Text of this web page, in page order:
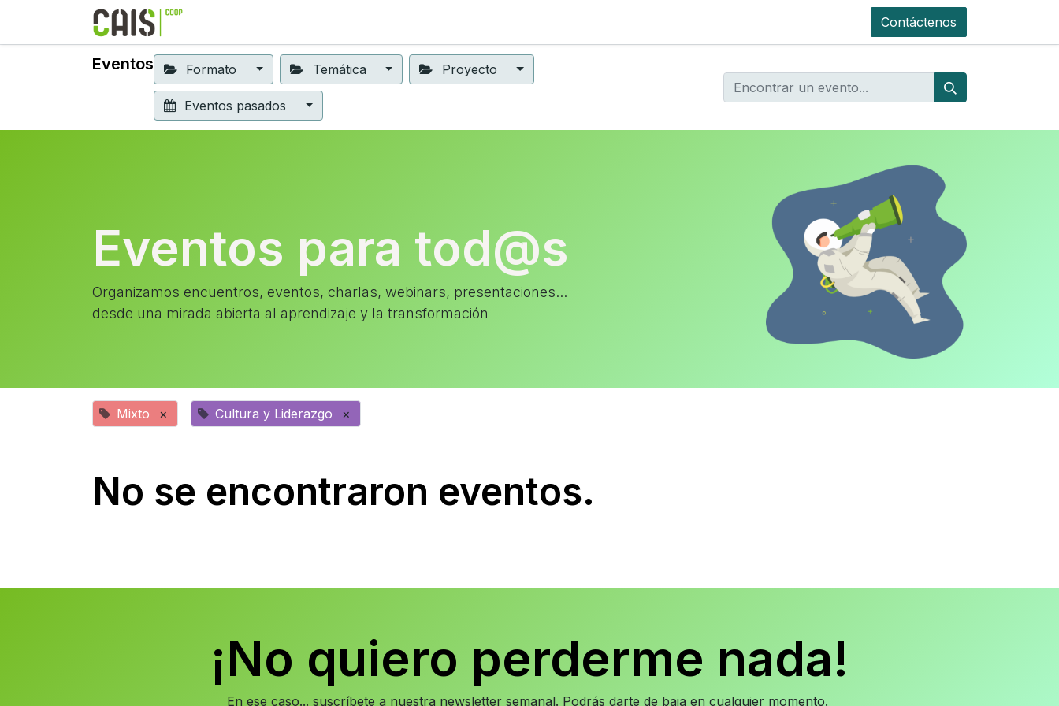
Contáctenos
Eventos Formato Temática Proyecto
Eventos pasados
Eventos para tod@s
Organizamos encuentros, eventos, charlas, webinars, presentaciones...
desde una mirada abierta al aprendizaje y la transformación
Mixto × Cultura y Liderazgo ×
No se encontraron eventos.
¡No quiero perderme nada!
En ese caso... suscríbete a nuestra newsletter semanal. Podrás darte de baja en cualquier momento.